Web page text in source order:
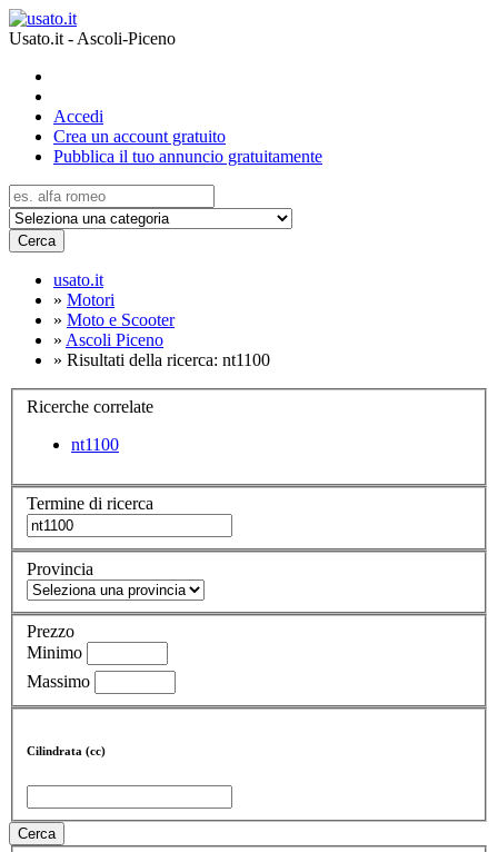
Usato.it - Ascoli-Piceno
Accedi
Crea un account gratuito
Pubblica il tuo annuncio gratuitamente
Cerca
usato.it
» Motori
» Moto e Scooter
» Ascoli Piceno
» Risultati della ricerca: nt1100
Ricerche correlate
nt1100
Termine di ricerca
Provincia
Prezzo
Minimo
Massimo
Cilindrata (cc)
Cerca